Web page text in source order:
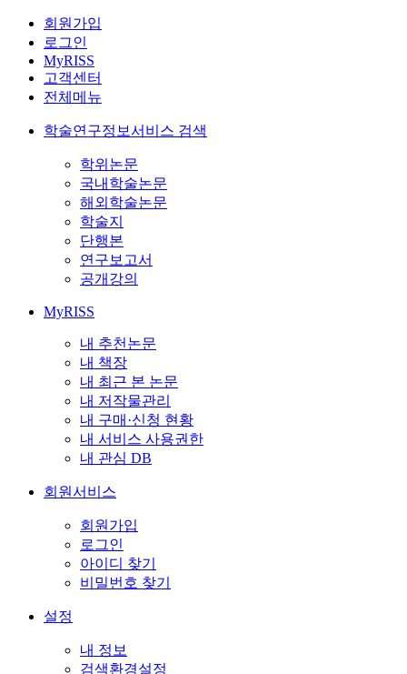
회원가입
로그인
MyRISS
고객센터
전체메뉴
학술연구정보서비스 검색
학위논문
국내학술논문
해외학술논문
학술지
단행본
연구보고서
공개강의
MyRISS
내 추천논문
내 책장
내 최근 본 논문
내 저작물관리
내 구매·신청 현황
내 서비스 사용권한
내 관심 DB
회원서비스
회원가입
로그인
아이디 찾기
비밀번호 찾기
설정
내 정보
검색환경설정